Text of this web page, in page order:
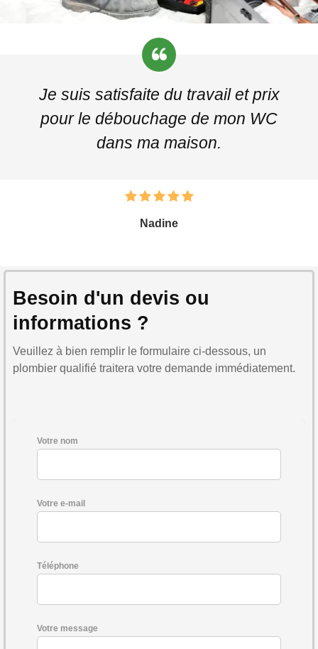
Je suis satisfaite du travail et prix
pour le débouchage de mon WC
dans ma maison.
Nadine
Besoin d'un devis ou
informations ?
Veuillez à bien remplir le formulaire ci-dessous, un
plombier qualifié traitera votre demande immédiatement.
Votre nom
Votre e-mail
Téléphone
Votre message